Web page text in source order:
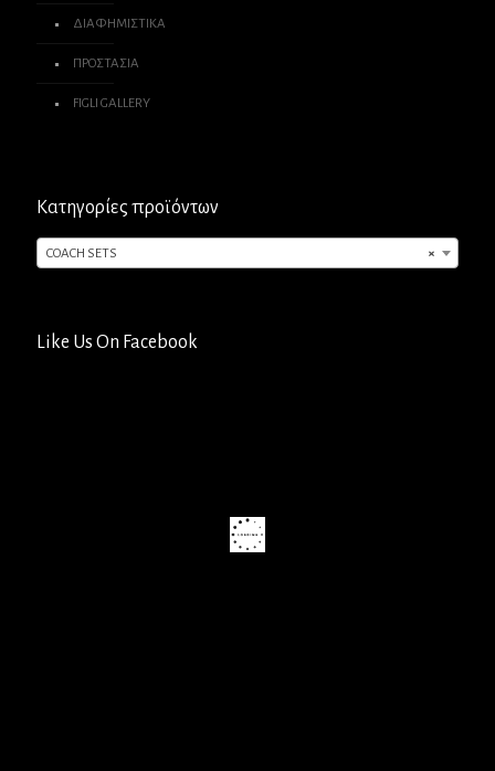
ΔΙΑΦΗΜΙΣΤΙΚΑ
ΠΡΟΣΤΑΣΙΑ
FIGLI GALLERY
Κατηγορίες προϊόντων
×
COACH SETS
Like Us On Facebook